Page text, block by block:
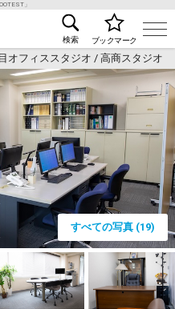
」
スタジオ･ハウススタジオ検索の
検索 ブックマーク
オフィススタジオ / 高商スタジオ
すべての写真 (19)